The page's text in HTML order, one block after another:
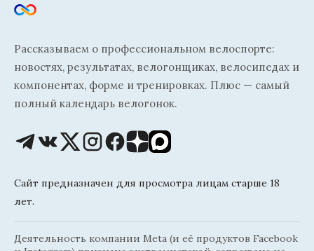
Рассказываем о профессиональном велоспорте:
новостях, результатах, велогонщиках, велосипедах и
компонентах, форме и тренировках. Плюс — самый
полный календарь велогонок.
Сайт предназначен для просмотра лицам старше 18
лет.
Деятельность компании Meta (и её продуктов Facebook